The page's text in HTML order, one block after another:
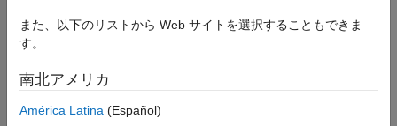
項目一覧
説明
v = flow(x,y,z)
[x,y,z,v] = flow(...)
説明
可視化関数flowは 3 つの変数からなる関数であり、流体データ
また、以下のリストから Web サイトを選択することもできま
す。
南北アメリカ
América Latina (Español)